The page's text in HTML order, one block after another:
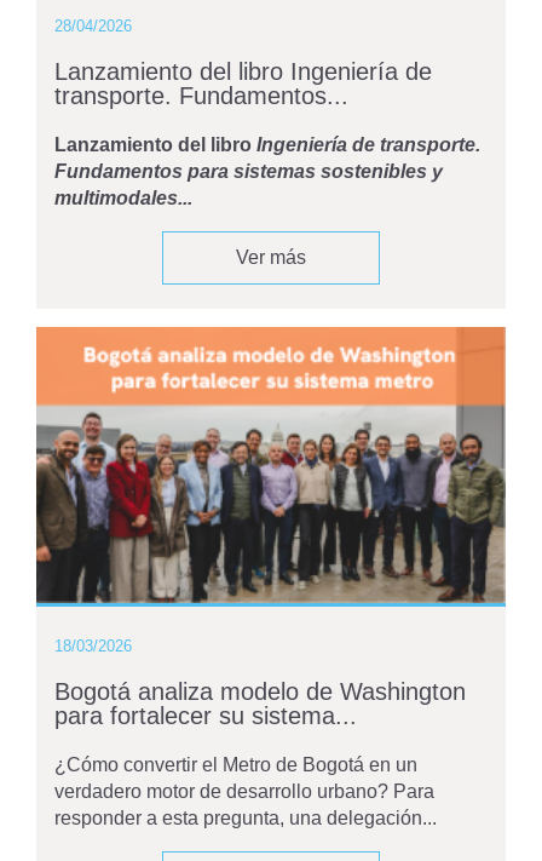
28/04/2026
Lanzamiento del libro Ingeniería de
transporte. Fundamentos...
Lanzamiento del libro Ingeniería de transporte.
Fundamentos para sistemas sostenibles y
multimodales...
Ver más
18/03/2026
Bogotá analiza modelo de Washington
para fortalecer su sistema...
¿Cómo convertir el Metro de Bogotá en un
verdadero motor de desarrollo urbano? Para
responder a esta pregunta, una delegación...